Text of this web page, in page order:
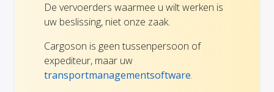
De vervoerders waarmee u wilt werken is
uw beslissing, niet onze zaak.
Cargoson is geen tussenpersoon of
expediteur, maar uw
transportmanagementsoftware.